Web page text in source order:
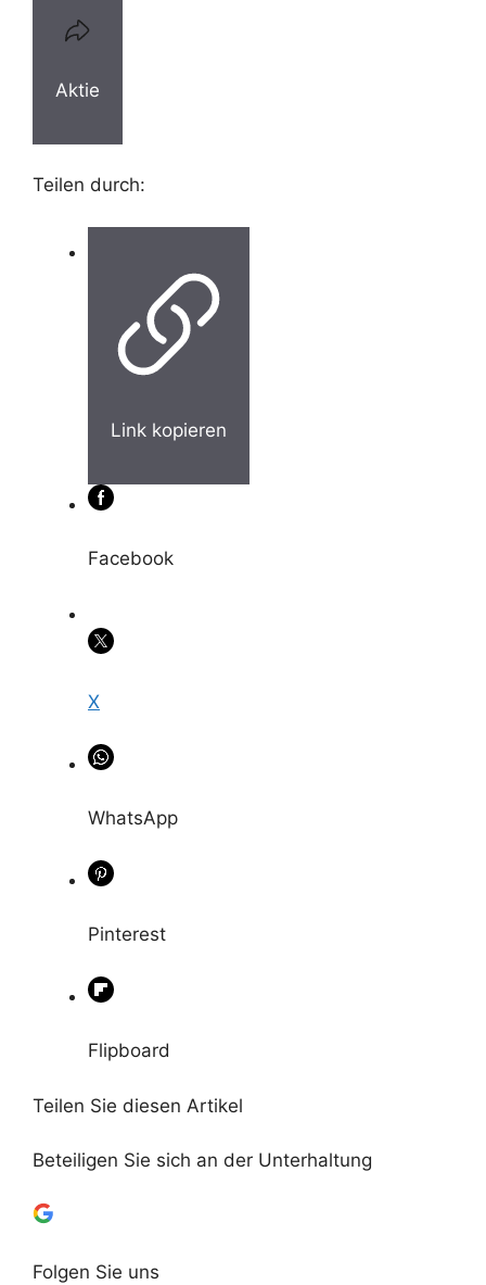
Aktie
Teilen durch:
Link kopieren
Facebook
X
WhatsApp
Pinterest
Flipboard
Teilen Sie diesen Artikel
Beteiligen Sie sich an der Unterhaltung
Folgen Sie uns